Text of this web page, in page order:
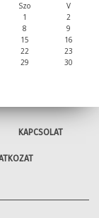
Szo
V
1
2
8
9
15
16
22
23
29
30
KAPCSOLAT